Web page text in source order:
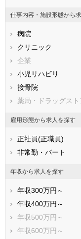
香川県
福岡県
熊本県
鹿児島県
仕事内容・施設形態から
病院
クリニック
企業
小児リハビリ
接骨院
薬局・ドラッグスト
雇用形態から求人を探す
正社員(正職員)
非常勤・パート
年収から求人を探す
年収300万円～
年収400万円～
年収500万円～
年収600万円～